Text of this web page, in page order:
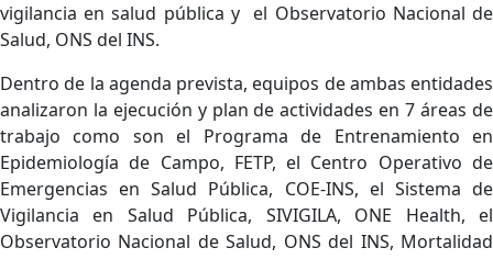
vigilancia en salud pública y el Observatorio Nacional de
Salud, ONS del INS.
Dentro de la agenda prevista, equipos de ambas entidades
analizaron la ejecución y plan de actividades en 7 áreas de
trabajo como son el Programa de Entrenamiento en
Epidemiología de Campo, FETP, el Centro Operativo de
Emergencias en Salud Pública, COE-INS, el Sistema de
Vigilancia en Salud Pública, SIVIGILA, ONE Health, el
Observatorio Nacional de Salud, ONS del INS, Mortalidad